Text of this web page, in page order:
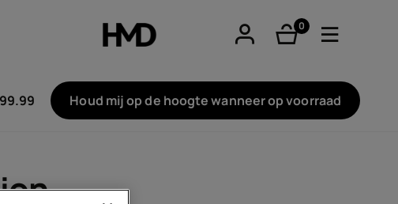
0
product(en)
Houd mij op de hoogte wanneer op voorraad